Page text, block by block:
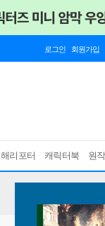
로그인 회원가입
해리포터 캐릭터북 원